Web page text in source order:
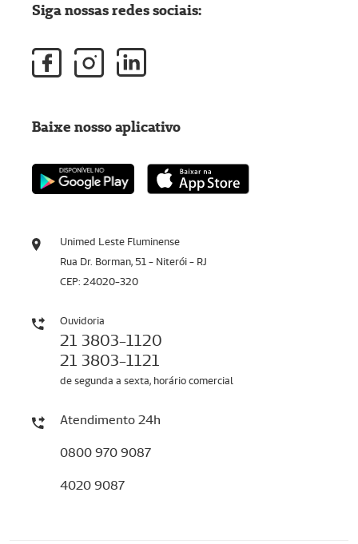
Unimed Leste Fluminense
Rua Dr. Borman, 51 - Niterói - RJ
CEP: 24020-320
Ouvidoria
21 3803-1120
21 3803-1121
de segunda a sexta, horário comercial
Atendimento 24h
0800 970 9087
4020 9087
Siga nossas redes sociais:
Baixe nosso aplicativo